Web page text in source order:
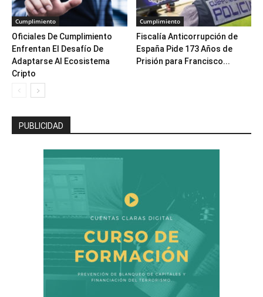
Cumplimiento
Oficiales De Cumplimiento
Enfrentan El Desafío De
Adaptarse Al Ecosistema
Cripto
Cumplimiento
Fiscalía Anticorrupción de
España Pide 173 Años de
Prisión para Francisco...
PUBLICIDAD